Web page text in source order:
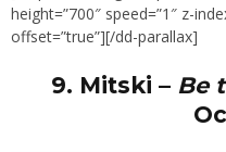
height=”700″ speed=”1″ z-
offset=”true”][/dd-parallax]
9. Mitski – Be